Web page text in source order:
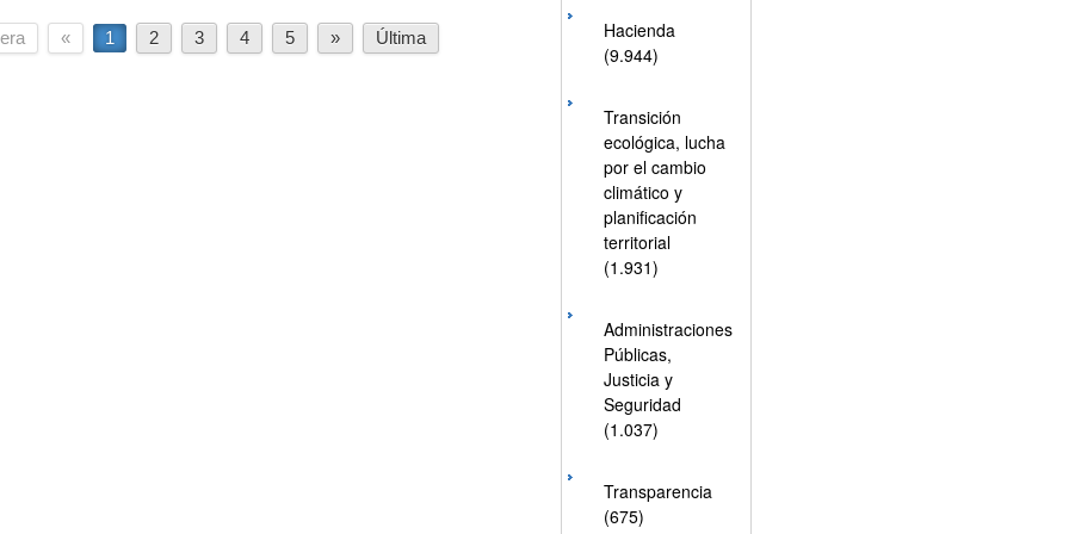
« 1 2 3 4 5 » Última
Hacienda
(9.944)
Transición
ecológica, lucha
por el cambio
climático y
planificación
territorial
(1.931)
Administraciones
Públicas,
Justicia y
Seguridad
(1.037)
Transparencia
(675)